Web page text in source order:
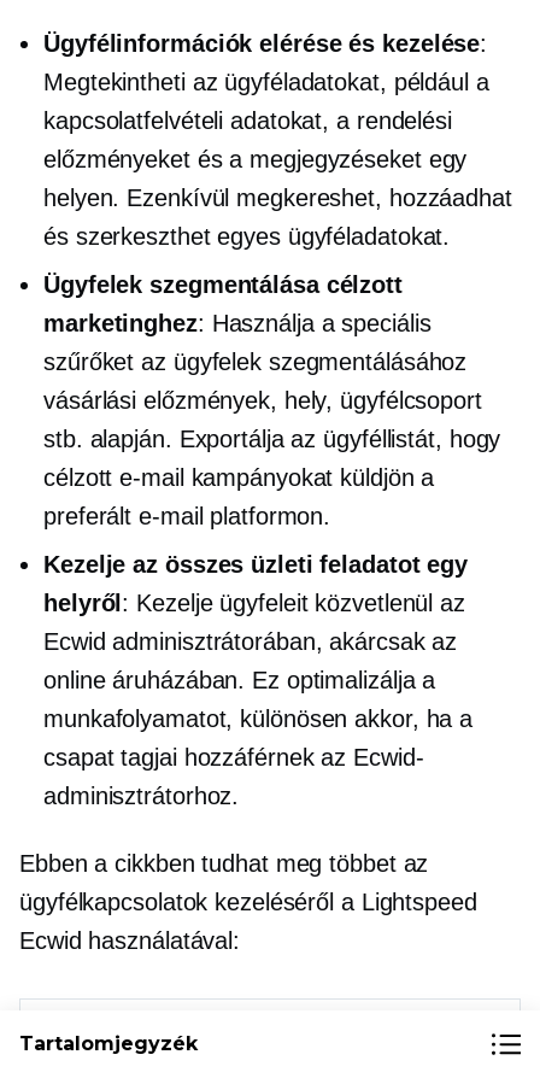
Ügyfélinformációk elérése és kezelése:
Megtekintheti az ügyféladatokat, például a
kapcsolatfelvételi adatokat, a rendelési
előzményeket és a megjegyzéseket egy
helyen. Ezenkívül megkereshet, hozzáadhat
és szerkeszthet egyes ügyféladatokat.
Ügyfelek szegmentálása célzott
marketinghez: Használja a speciális
szűrőket az ügyfelek szegmentálásához
vásárlási előzmények, hely, ügyfélcsoport
stb. alapján. Exportálja az ügyféllistát, hogy
célzott e-mail kampányokat küldjön a
preferált e-mail platformon.
Kezelje az összes üzleti feladatot egy
helyről: Kezelje ügyfeleit közvetlenül az
Ecwid adminisztrátorában, akárcsak az
online áruházában. Ez optimalizálja a
munkafolyamatot, különösen akkor, ha a
csapat tagjai hozzáférnek az Ecwid-
adminisztrátorhoz.
Ebben a cikkben tudhat meg többet az
ügyfélkapcsolatok kezeléséről a Lightspeed
Ecwid használatával:
Tartalomjegyzék